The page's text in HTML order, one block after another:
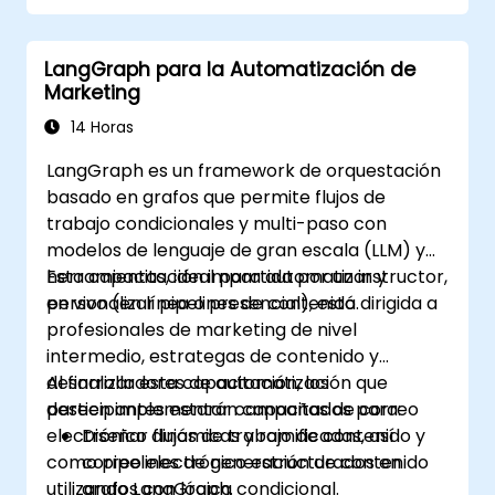
LangGraph para la Automatización de
Marketing
14 Horas
LangGraph es un framework de orquestación
basado en grafos que permite flujos de
trabajo condicionales y multi-paso con
modelos de lenguaje de gran escala (LLM) y
herramientas, ideal para automatizar y
personalizar pipelines de contenido.
Esta capacitación impartida por un instructor,
en vivo (en línea o presencial), está dirigida a
profesionales de marketing de nivel
intermedio, estrategas de contenido y
desarrolladores de automatización que
deseen implementar campañas de correo
electrónico dinámicas y ramificadas, así
como pipelines de generación de contenido
utilizando LangGraph.
Al finalizar esta capacitación, los
participantes estarán capacitados para:
Diseñar flujos de trabajo de contenido y
correo electrónico estructurados en
grafos con lógica condicional.